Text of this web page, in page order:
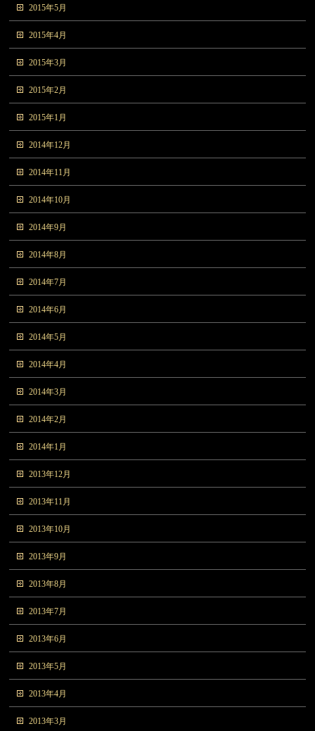
2015年5月
2015年4月
2015年3月
2015年2月
2015年1月
2014年12月
2014年11月
2014年10月
2014年9月
2014年8月
2014年7月
2014年6月
2014年5月
2014年4月
2014年3月
2014年2月
2014年1月
2013年12月
2013年11月
2013年10月
2013年9月
2013年8月
2013年7月
2013年6月
2013年5月
2013年4月
2013年3月